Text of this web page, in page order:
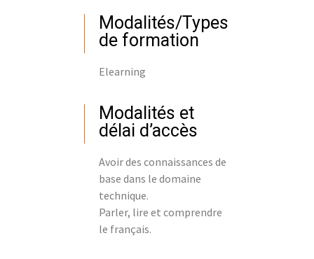
Modalités/Types
de formation
Elearning
Modalités et
délai d’accès
Avoir des connaissances de
base dans le domaine
technique.
Parler, lire et comprendre
le français.